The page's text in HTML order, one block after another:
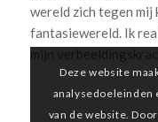
wereld zich tegen mij
fantasiewereld. Ik
Deze website
analysedoeleinden
van de website.